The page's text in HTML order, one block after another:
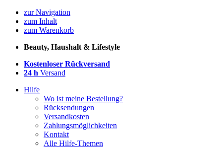
zur Navigation
zum Inhalt
zum Warenkorb
Beauty, Haushalt & Lifestyle
Kostenloser Rückversand
24 h Versand
Hilfe
Wo ist meine Bestellung?
Rücksendungen
Versandkosten
Zahlungsmöglichkeiten
Kontakt
Alle Hilfe-Themen